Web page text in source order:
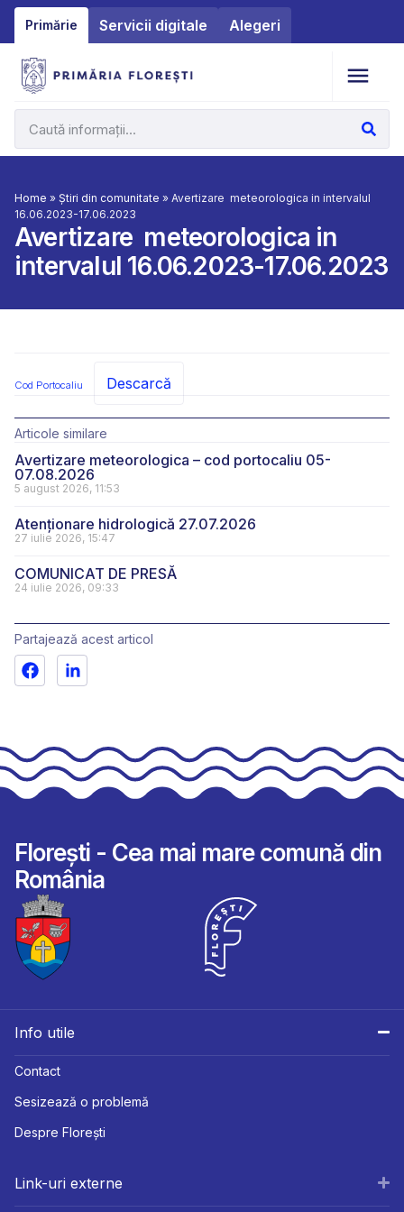
Primărie Servicii digitale Alegeri
Home » Știri din comunitate » Avertizare meteorologica in intervalul
16.06.2023-17.06.2023
Avertizare meteorologica in
intervalul 16.06.2023-17.06.2023
Cod Portocaliu Descarcă
Articole similare
Avertizare meteorologica – cod portocaliu 05-
07.08.2026
5 august 2026, 11:53
Atenționare hidrologică 27.07.2026
27 iulie 2026, 15:47
COMUNICAT DE PRESĂ
24 iulie 2026, 09:33
Partajează acest articol
Florești - Cea mai mare comună din
România
Info utile
Contact
Sesizează o problemă
Despre Florești
Link-uri externe